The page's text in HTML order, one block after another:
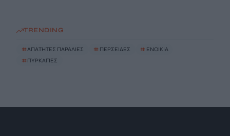
TRENDING
#ΑΠΑΤΗΤΕΣ ΠΑΡΑΛΙΕΣ # ΠΕΡΣΕΙΔΕΣ # ΕΝΟΙΚΙΑ
# ΠΥΡΚΑΓΙΕΣ